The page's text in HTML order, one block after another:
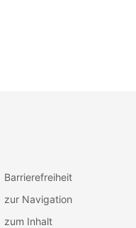
Barrierefreiheit
zur Navigation
zum Inhalt